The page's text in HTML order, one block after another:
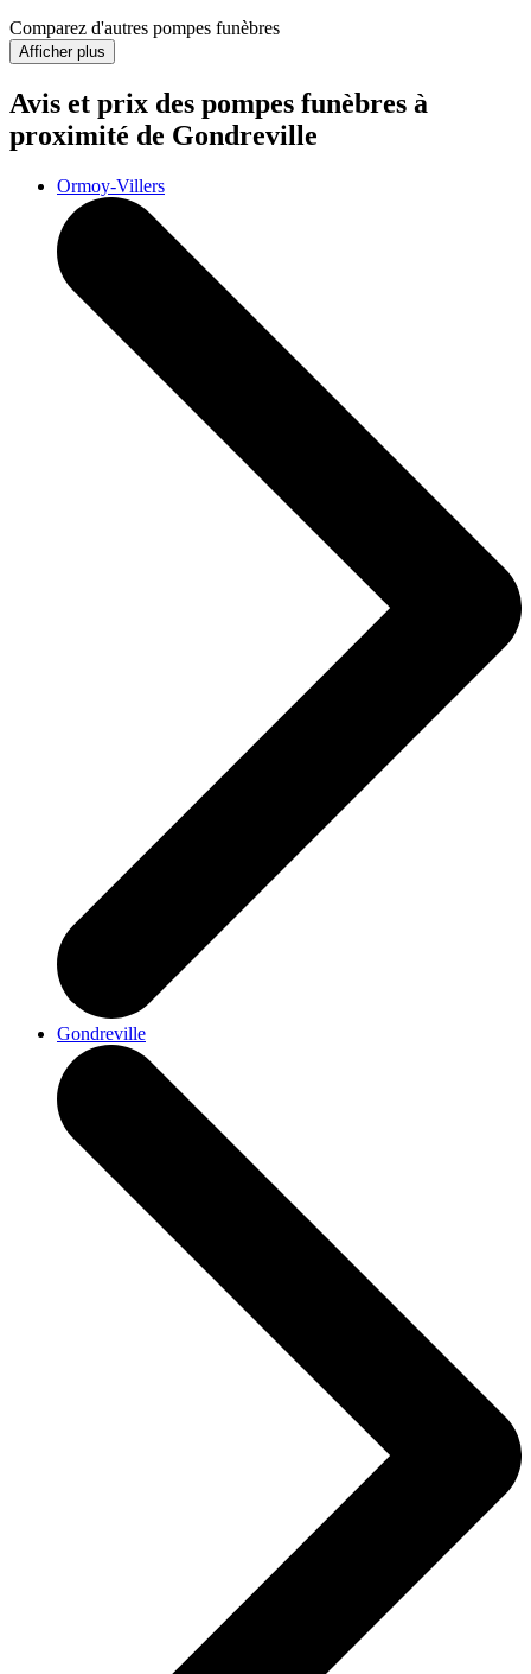
Comparez d'autres pompes funèbres
Afficher plus
Avis et prix des pompes funèbres à
proximité de Gondreville
Ormoy-Villers
Gondreville